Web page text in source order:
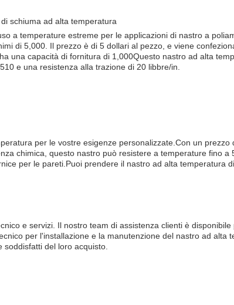
schiuma ad alta temperatura
a temperature estreme per le applicazioni di nastro a
di 5,000. Il prezzo è di 5 dollari al pezzo, e viene
una capacità di fornitura di 1,000Questo nastro ad alta
e una resistenza alla trazione di 20 libbre/in.
per le vostre esigenze personalizzate.Con un
chimica, questo nastro può resistere a temperature fino a
per le pareti.Puoi prendere il nastro ad alta temperatura
e servizi. Il nostro team di assistenza clienti è
per l'installazione e la manutenzione del nastro ad
del loro acquisto.